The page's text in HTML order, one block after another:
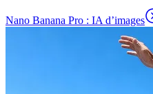
Nano Banana Pro : IA d’images